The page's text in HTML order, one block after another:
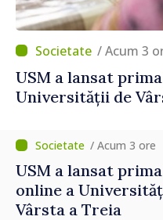
/ Acum 3
USM a lansat
Universității de
/ Acum 3 ore
USM a lansat
online a
Vârsta a Treia